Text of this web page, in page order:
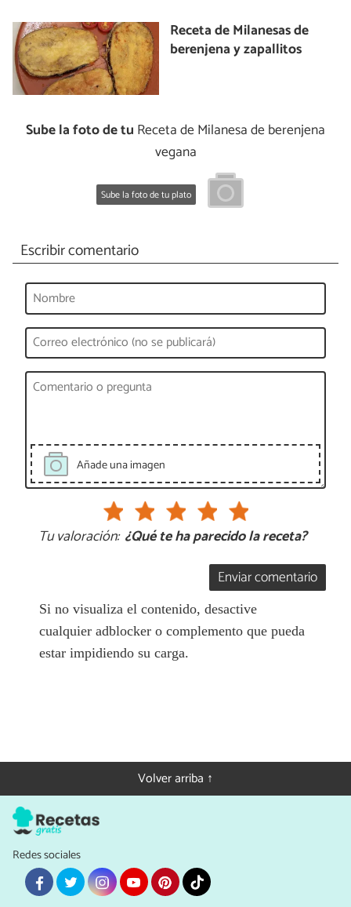
Receta de Milanesas de
berenjena y zapallitos
Sube la foto de tu Receta de Milanesa de berenjena
vegana
Sube la foto de tu plato
Escribir comentario
Añade una imagen
Tu valoración: ¿Qué te ha parecido la receta?
Enviar comentario
Si no visualiza el contenido, desactive
cualquier adblocker o complemento que pueda
estar impidiendo su carga.
Volver arriba ↑
Redes sociales